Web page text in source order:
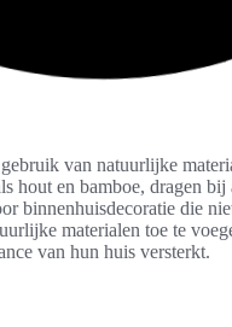
van natuurlijke
hout en bamboe, dragen
binnenhuisdecoratie die
materialen toe te
van hun huis versterkt.